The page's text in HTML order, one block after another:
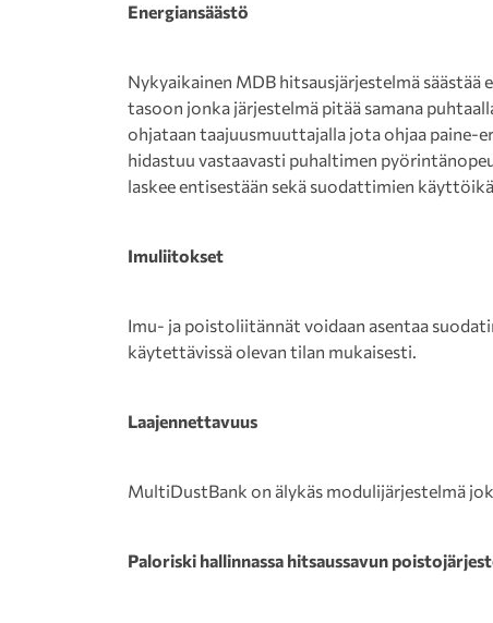
Energiansäästö
Nykyaikainen MDB hitsausjärjestelmä
tasoon jonka järjestelmä pitää samana
ohjataan taajuusmuuttajalla jota ohjaa paine-
hidastuu vastaavasti puhaltimen
laskee entisestään sekä suodattimien
Imuliitokset
Imu- ja poistoliitännät voidaan asentaa
käytettävissä olevan tilan mukaisesti.
Laajennettavuus
MultiDustBank on älykäs modulijärjestelmä
Paloriski hallinnassa hitsaussavun